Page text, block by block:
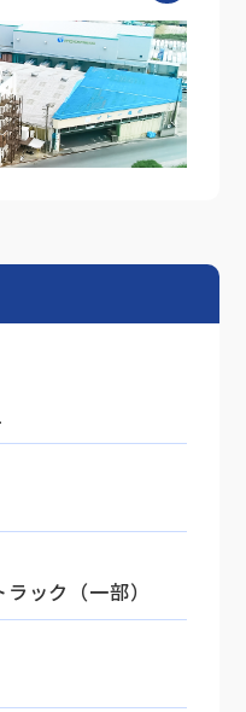
ック（一部）